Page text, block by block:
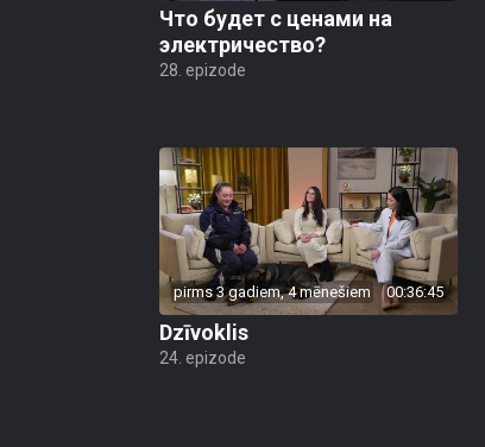
Что будет с ценами на
электричество?
28. epizode
pirms 3 gadiem, 4 mēnešiem 00:36:45
Dzīvoklis
24. epizode